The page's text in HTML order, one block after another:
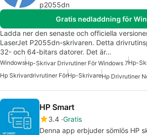
p2055dn
Gratis nedladdning för
Ladda ner den senaste och officiella
LaserJet P2055dn-skrivaren. Detta
32- och 64-bitars datorer. Det är…
WindowsHp-Skrivar Drivrutiner För Windows 7Hp-
Hp Skrivardrivrutiner FörHp-Skrivare
HP Smart
3.4 Gratis
Denna app erbjuder sömlös HP